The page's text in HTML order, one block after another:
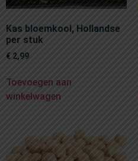
Kas bloemkool, Hollandse
per stuk
€ 2,99
Toevoegen aan
winkelwagen